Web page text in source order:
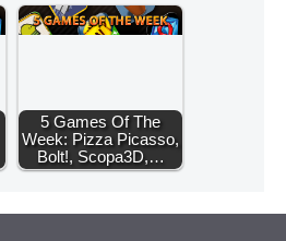
5 Games Of The
Week: Pizza Picasso,
Bolt!, Scopa3D,…